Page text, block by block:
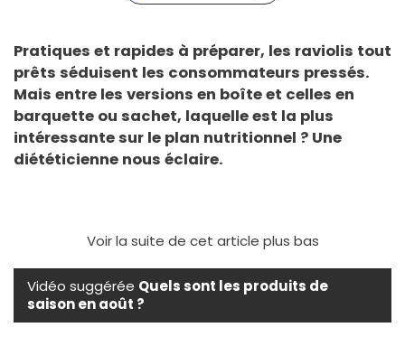
Pratiques et rapides à préparer, les raviolis tout
prêts séduisent les consommateurs pressés.
Mais entre les versions en boîte et celles en
barquette ou sachet, laquelle est la plus
intéressante sur le plan nutritionnel ? Une
diététicienne nous éclaire.
Voir la suite de cet article plus bas
Vidéo suggérée Quels sont les produits de
saison en août ?